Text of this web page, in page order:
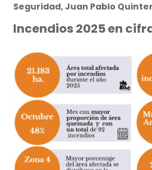
Seguridad, Juan Pablo
Incendios 2025 en